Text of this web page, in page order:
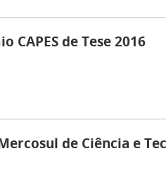
CAPES de Tese 2016
de Ciência e